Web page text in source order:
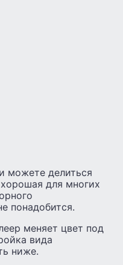
можете делиться
для многих
понадобится.
меняет цвет под
вида
ниже.